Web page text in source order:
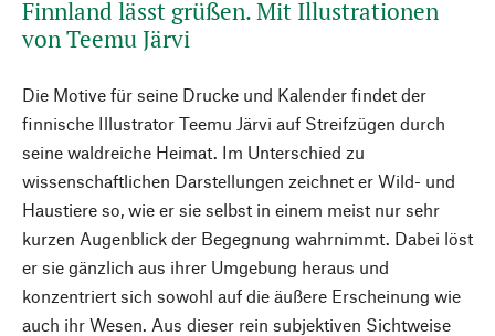
Finnland lässt grüßen. Mit Illustrationen
von Teemu Järvi
Die Motive für seine Drucke und Kalender findet der
finnische Illustrator Teemu Järvi auf Streifzügen durch
seine waldreiche Heimat. Im Unterschied zu
wissenschaftlichen Darstellungen zeichnet er Wild- und
Haustiere so, wie er sie selbst in einem meist nur sehr
kurzen Augenblick der Begegnung wahrnimmt. Dabei löst
er sie gänzlich aus ihrer Umgebung heraus und
konzentriert sich sowohl auf die äußere Erscheinung wie
auch ihr Wesen. Aus dieser rein subjektiven Sichtweise